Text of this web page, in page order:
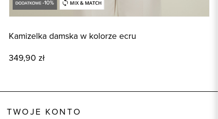
Kamizelka damska w kolorze ecru
349,90 zł
TWOJE KONTO